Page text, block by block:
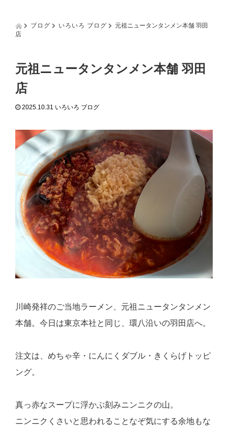
n
ブログ いろいろ ブログ
元祖ニュータンタンメン本舗 羽田
店
元祖ニュータンタンメン本舗 羽田
店
2025.10.31 いろいろ ブログ
川崎発祥のご当地ラーメン、 元祖ニュータンタンメン
本舗。 今日は東京本社と同じ、 環八沿いの羽田店へ。
注文は、 めちゃ辛・にんにくダブル・きくらげトッピ
ング。
真っ赤なスープに浮かぶ刻みニンニクの山。
ニンニクくさいと思われることなぞ気にする余地もな